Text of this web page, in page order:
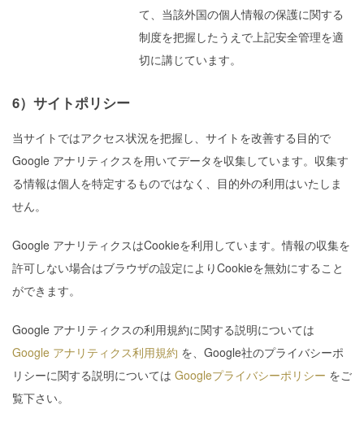
て、当該外国の個人情報の保護に関する
制度を把握したうえで上記安全管理を適
切に講じています。
6）サイトポリシー
当サイトではアクセス状況を把握し、サイトを改善する目的で
Google アナリティクスを用いてデータを収集しています。収集す
る情報は個人を特定するものではなく、目的外の利用はいたしま
せん。
Google アナリティクスはCookieを利用しています。情報の収集を
許可しない場合はブラウザの設定によりCookieを無効にすること
ができます。
Google アナリティクスの利用規約に関する説明については
Google アナリティクス利用規約 を、Google社のプライバシーポ
リシーに関する説明については Googleプライバシーポリシー をご
覧下さい。